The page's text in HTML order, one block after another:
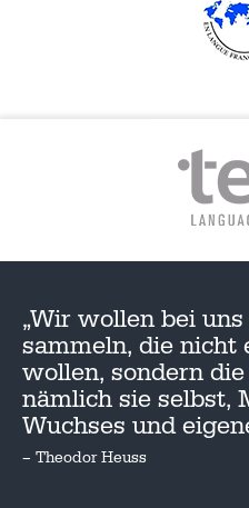
„Wir wollen bei
sammeln, die nicht
wollen, sondern
nämlich sie selbst,
Wuchses und
– Theodor Heuss